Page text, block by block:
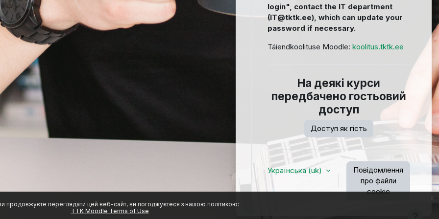
продовжуєте переглядати цей веб-сайт, ви погоджуєтеся з нашою політикою:
TTK Moodle Terms of Use
x
login", contact the IT department
(IT@tktk.ee), which can update your
password if necessary.
Täiendkoolituse Moodle: koolitus.tktk.ee
На деякі курси
передбачено гостьовий
доступ
Доступ як гість
Українська ‎(uk)‎
Повідомлення
про файли
cookie